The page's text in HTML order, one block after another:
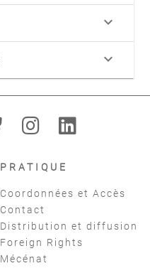
keyboard_arrow_down
keyboard_arrow_down
PRATIQUE
Coordonnées et Accès
Contact
Distribution et diffusion
Foreign Rights
Mécénat